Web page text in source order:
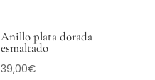
Anillo plata dorada
esmaltado
39,00€